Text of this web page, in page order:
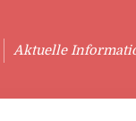
Aktuelle